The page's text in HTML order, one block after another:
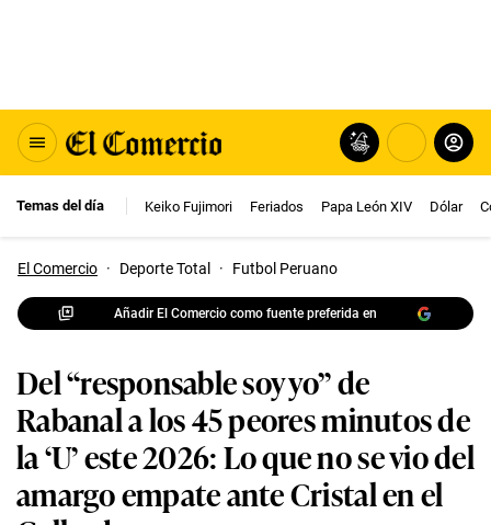
Temas del día Keiko Fujimori Feriados Papa León XIV Dólar
El Comercio · Deporte Total · Futbol Peruano
Añadir El Comercio como fuente preferida en
Del “responsable soy yo” de
Rabanal a los 45 peores minutos de
la ‘U’ este 2026: Lo que no se vio del
amargo empate ante Cristal en el